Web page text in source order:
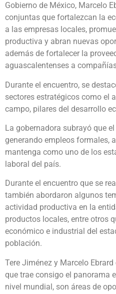
Gobierno de México, Marcelo
conjuntas que fortalezcan la
a las empresas locales,
productiva y abran nuevas
además de fortalecer la
aguascalentenses a
Durante el encuentro, se
sectores estratégicos como el
campo, pilares del desarrollo
La gobernadora subrayó que
generando empleos formales,
mantenga como uno de los
laboral del país.
Durante el encuentro que se
también abordaron algunos
actividad productiva en la
productos locales, entre otros
económico e industrial del
población.
Tere Jiménez y Marcelo
que trae consigo el panorama
nivel mundial, son áreas de